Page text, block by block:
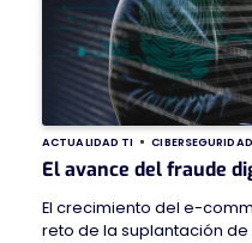
ACTUALIDAD TI CIBERSEGURIDAD
El avance del fraude
El crecimiento del e-
reto de la suplantación